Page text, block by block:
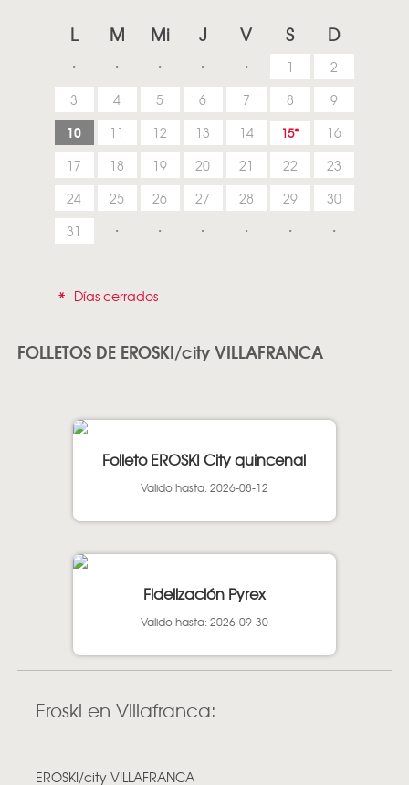
L M Mi J V S D
1
2
3
4 5 6 7 8 9
10 11 12 13 14 15
16
17
18 19 20 21 22
23
24
25 26 27 28 29
30
31
* Días cerrados
FOLLETOS DE EROSKI/city VILLAFRANCA
Folleto EROSKI City quincenal
Valido hasta: 2026-08-12
Fidelización Pyrex
Valido hasta: 2026-09-30
Eroski en Villafranca:
EROSKI/city VILLAFRANCA